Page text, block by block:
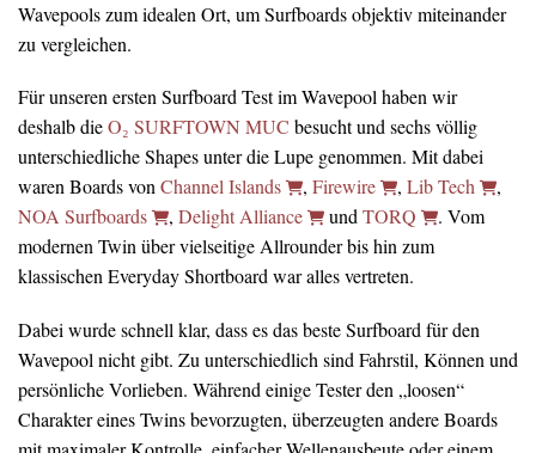
Wavepools zum idealen Ort, um Surfboards objektiv miteinander
zu vergleichen.
Für unseren ersten Surfboard Test im Wavepool haben wir
deshalb dieO₂ SURFTOWN MUC besucht und sechs völlig
unterschiedliche Shapes unter die Lupe genommen. Mit dabei
waren Boards vonChannel Islands , Firewire , Lib Tech
,
NOA Surfboards
, Delight Alliance undTORQ
. Vom
modernen Twin über vielseitige Allrounder bis hin zum
klassischen Everyday Shortboard war alles vertreten.
Dabei wurde schnell klar, dass es das beste Surfboard für den
Wavepool nicht gibt. Zu unterschiedlich sind Fahrstil, Können und
persönliche Vorlieben. Während einige Tester den „loosen“
Charakter eines Twins bevorzugten, überzeugten andere Boards